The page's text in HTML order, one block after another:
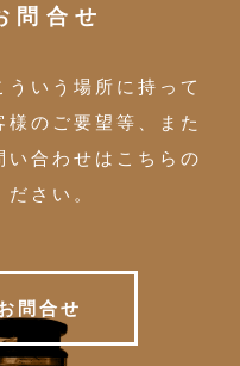
問合せ
ういう場所に持って
のご要望等、また
い合わせはこちらの
さい。
問合せ